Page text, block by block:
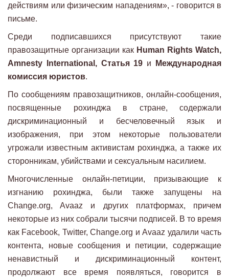
действиям или физическим нападениям», - говорится в
письме.
Среди подписавшихся присутствуют такие
правозащитные организации как Human Rights Watch,
Amnesty International, Статья 19 и
Международная
комиссия юристов.
По сообщениям правозащитников, онлайн-сообщения,
посвященные рохинджа в стране, содержали
дискриминационный и бесчеловечный язык и
изображения, при этом некоторые пользователи
угрожали известным активистам рохинджа, а также их
сторонникам, убийствами и сексуальным насилием.
Многочисленные онлайн-петиции, призывающие к
изгнанию рохинджа, были также запущены на
Change.org, Avaaz и других платформах, причем
некоторые из них собрали тысячи подписей. В то время
как Facebook, Twitter, Change.org и Avaaz удалили часть
контента, новые сообщения и петиции, содержащие
ненавистный и дискриминационный контент,
продолжают все время появляться, говорится в